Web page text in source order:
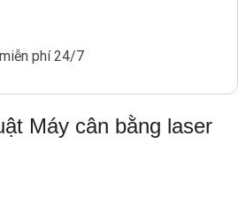
phí 24/7
Máy cân bằng laser